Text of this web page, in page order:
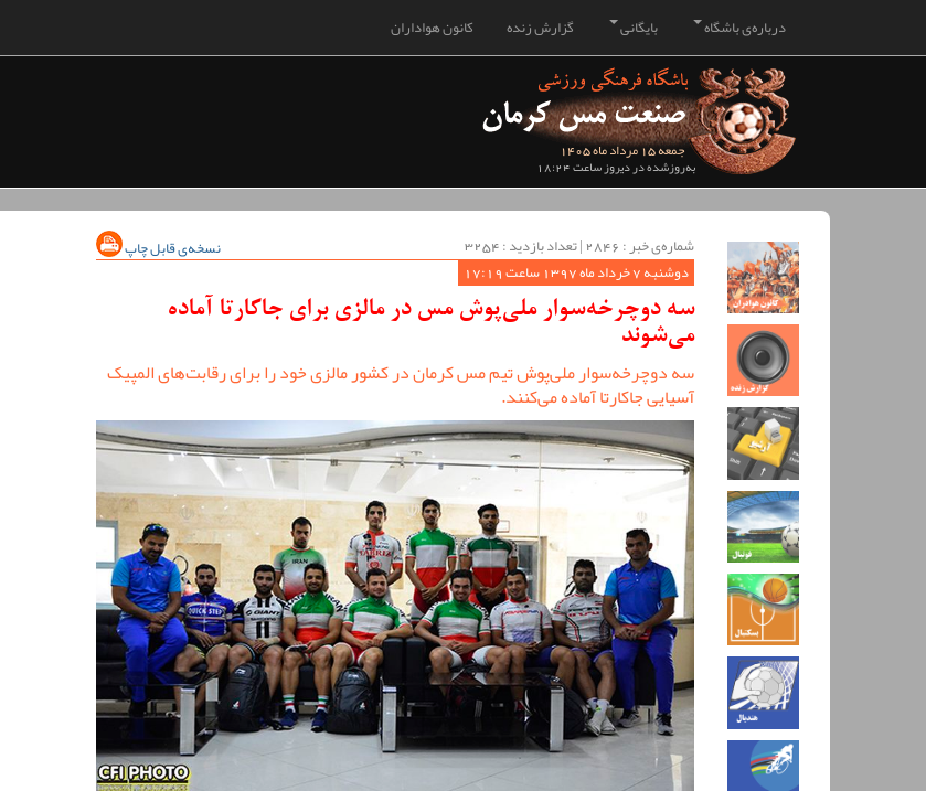
کانون هواداران گزارش زنده بایگانی درباره‌ی باشگاه
جمعه 15 مرداد ماه 1405
به‌روزشده در دیروز ساعت 18:24
شماره‌ی خبر : ‌2846 | تعداد بازدید : 3254
نسخه‌ی قابل چاپ
دوشنبه 7 خرداد ماه 1397 ساعت 17:19
سه دوچرخه‌سوار ملی‌پوش مس در مالزی برای جاکارتا آماده
می‌شوند
سه دوچرخه‌سوار ملی‌پوش تیم مس کرمان در کشور مالزی خود را برای رقابت‌های المپیک
آسیایی جاکارتا آماده می‌کنند.